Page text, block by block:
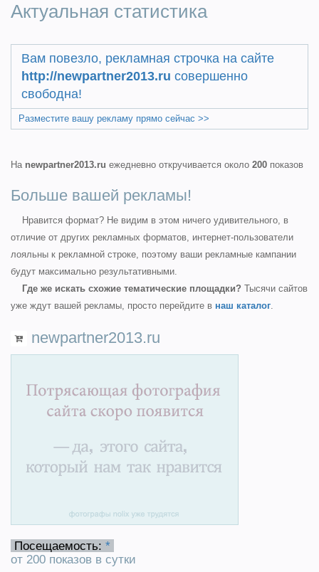
Актуальная статистика
Вам повезло, рекламная строчка на сайте
http://newpartner2013.ru совершенно
свободна!
Разместите вашу рекламу прямо сейчас >>
На newpartner2013.ru ежедневно откручивается около 200 показов
Больше вашей рекламы!
Нравится формат? Не видим в этом ничего удивительного, в
отличие от других рекламных форматов, интернет-пользователи
лояльны к рекламной строке, поэтому ваши рекламные кампании
будут максимально результативными.
Где же искать схожие тематические площадки? Тысячи сайтов
уже ждут вашей рекламы, просто перейдите в наш каталог.
newpartner2013.ru
Посещаемость: *
от 200 показов в сутки